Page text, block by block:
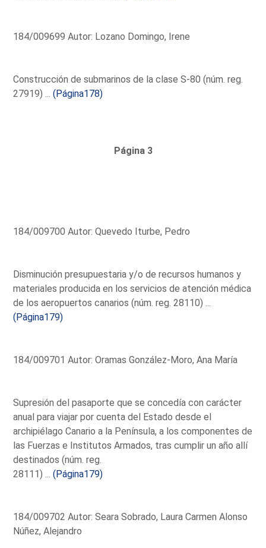
184/009699 Autor: Lozano Domingo, Irene
Construcción de submarinos de la clase S-80 (núm. reg.
27919) ...(Página178)
Página 3
184/009700 Autor: Quevedo Iturbe, Pedro
Disminución presupuestaria y/o de recursos humanos y
materiales producida en los servicios de atención médica
de los aeropuertos canarios (núm. reg. 28110) ...
(Página179)
184/009701 Autor: Oramas González-Moro, Ana María
Supresión del pasaporte que se concedía con carácter
anual para viajar por cuenta del Estado desde el
archipiélago Canario a la Península, a los componentes de
las Fuerzas e Institutos Armados, tras cumplir un año allí
destinados (núm. reg.
28111) ...(Página179)
184/009702 Autor: Seara Sobrado, Laura Carmen Alonso
Núñez, Alejandro